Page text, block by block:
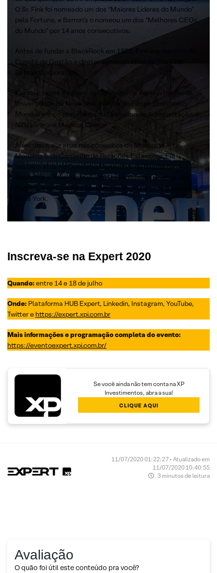
O Sr. Fink foi nomeado um dos “Maiores Líderes do Mundo”
pela Fortune, e Barron’s o nomeou um dos “Melhores CEOs
do Mundo” por 14 anos consecutivos.
Antes de fundar a BlackRock em 1988, Fink era membro do
Comitê de Gestão e diretor administrativo da The First
Boston Corporation.
Ele atua como membro do Conselho de Administração da
Universidade de Nova York (NYU) e do Fórum Econômico
Mundial e é co-presidente do Conselho de Administração do
NYU Langone Medical Center.
Além disso, ele atua nos conselhos do Museu de Arte
Moderna e do Conselho de Relações Exteriores. Ele
também atua no Conselho Consultivo da Escola de
Economia e Administração da Universidade Tsinghua, em
Pequim, e no Comitê Executivo da Parceria para a cidade de
Nova York.
Inscreva-se na Expert 2020
Quando:entre 14 e 18 de julho
Onde: Plataforma HUB Expert, Linkedin, Instagram, YouTube,
Twitter e https://expert.xpi.com.br
Mais informações e programação completa do evento:
https://eventoexpert.xpi.com.br/
Se você ainda não tem conta na XP
Investimentos, abra a sua!
CLIQUE AQUI
11/07/2020 01:22:27 • Atualizado em
11/07/2020 10:40:55
3 minutos de leitura
Avaliação
O quão foi útil este conteúdo pra você?